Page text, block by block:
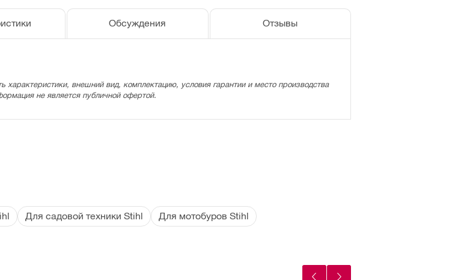
Обсуждения Отзывы
характеристики, внешний вид, комплектацию, условия гарантии и место производства
не является публичной офертой.
Для садовой техники Stihl
Для мотобуров Stihl